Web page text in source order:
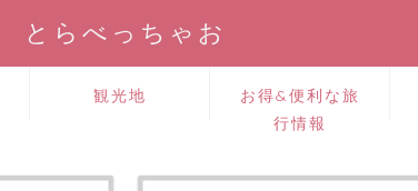
とらべっちゃお
観光地
お得&便利な旅
行情報